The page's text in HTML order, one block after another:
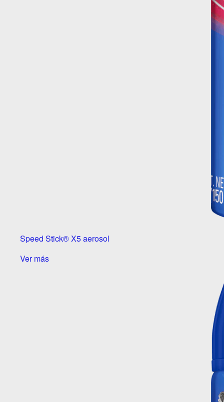
Speed Stick® X5 aerosol
Ver más